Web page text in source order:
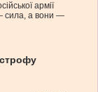
армії
сила, а вони —